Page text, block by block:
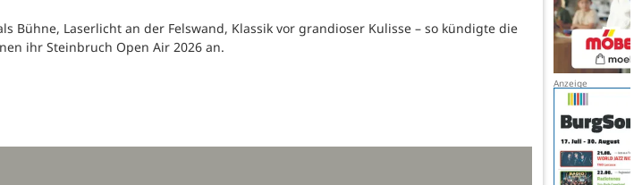
Bühne, Laserlicht an der Felswand, Klassik vor grandioser Kulisse – so kündigte die
ihr Steinbruch Open Air 2026 an.